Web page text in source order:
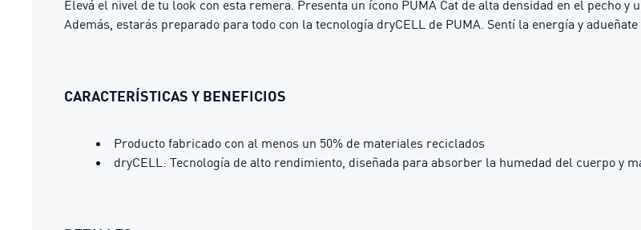
Elevá el nivel de tu look con esta remera. Presenta un ícono PUMA Cat de alta densidad en el pecho
Además, estarás preparado para todo con la tecnología dryCELL de PUMA. Sentí la energía y adueñate
CARACTERÍSTICAS Y BENEFICIOS
Producto fabricado con al menos un 50% de materiales reciclados
dryCELL: Tecnología de alto rendimiento, diseñada para absorber la humedad del cuerpo y